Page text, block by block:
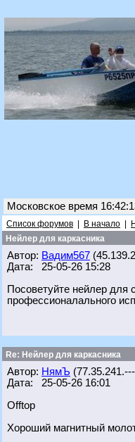
Московское время
Список форумов В начало
Нейлер для каркасника
Автор: Вадим567
Дата: 25-05-26 15:28
Посоветуйте нейлер для
профессионалального
Re: Нейлер для каркасника
Автор: НямЪ
Дата: 25-05-26 16:01
Offtop
Хороший магнитный